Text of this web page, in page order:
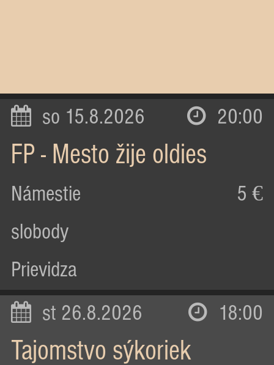
so 15.8.2026 20:00
FP - Mesto žije oldies
Námestie
slobody
Prievidza
5 €
st 26.8.2026 18:00
Tajomstvo sýkoriek